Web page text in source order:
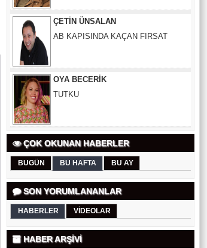
OYA BECERİK
ERDEM YÜCEL
GEÇMİŞTE VE GÜNÜMÜZDE
ÜNİVERSİTELERİMİZ
SELDA ÇAPAR
SİCİLYA DAĞLARINDA NAZIM
HİKMET'LE BULUŞMA
ÇOK OKUNAN HABERLER
BUGÜN BU HAFTA BU AY
SON YORUMLANANLAR
HABERLER VİDEOLAR
HABER ARŞİVİ